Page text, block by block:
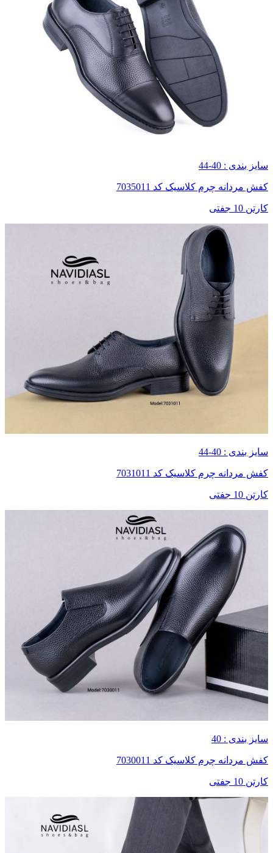
سایز بندی : 40-44
کفش مردانه چرم کلاسیک کد 7035011
کارتن 10 جفتی
سایز بندی : 40-44
کفش مردانه چرم کلاسیک کد 7031011
کارتن 10 جفتی
سایز بندی : 40
کفش مردانه چرم کلاسیک کد 7030011
کارتن 10 جفتی